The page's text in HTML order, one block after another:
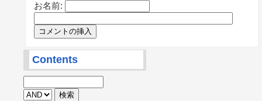
お名前:
Contents